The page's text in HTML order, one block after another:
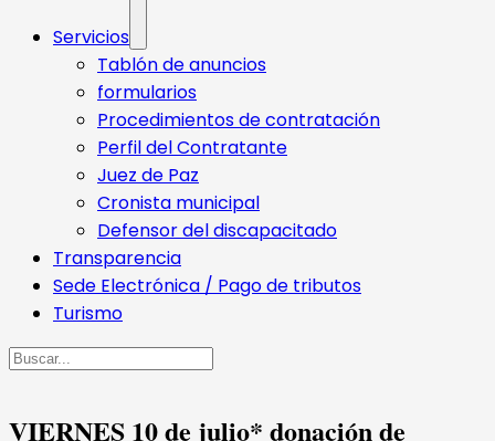
Servicios
Tablón de anuncios
formularios
Procedimientos de contratación
Perfil del Contratante
Juez de Paz
Cronista municipal
Defensor del discapacitado
Transparencia
Sede Electrónica / Pago de tributos
Turismo
Buscar
VIERNES 10 de julio* donación de